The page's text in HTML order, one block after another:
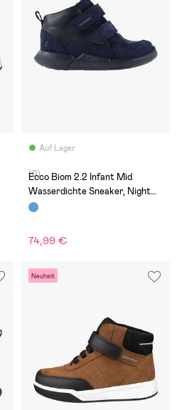
Auf Lager
(0)
Ecco Biom 2.2 Infant Mid
Wasserdichte Sneaker, Night
Sky
74,99 €
Neuheit